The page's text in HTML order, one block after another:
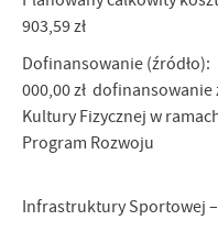
903,59 zł
000,00 zł
Kultury Fizycznej w
Program Rozwoju
Infrastruktury Sportowej –